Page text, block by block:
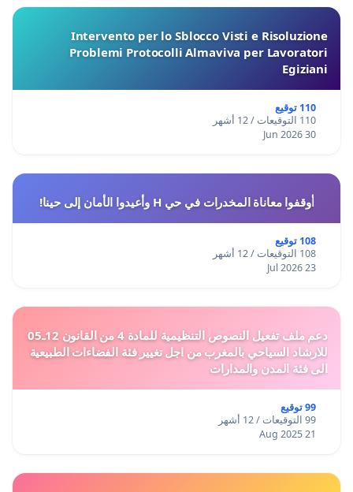
Intervento per lo Sblocco Visti e Risoluzione
Problemi Protocolli Almaviva per Lavoratori
Egiziani
110 توقيع
110 التوقيعات / 12 أشهر
30 Jun 2026
أوقفوا معاناة المخدرات في حي H وأعيدوا الأمان إلى حينا!
108 توقيع
108 التوقيعات / 12 أشهر
23 Jul 2026
دعم ملف تفعيل النصوص التنظيمية للمادة 4 من القانون 12ـ05
للارشاد السياحي بالمغرب من اجل تغيير فئة الفضاءات الطبيعية
الى فئة المدن والمدارات
99 توقيع
99 التوقيعات / 12 أشهر
21 Aug 2025